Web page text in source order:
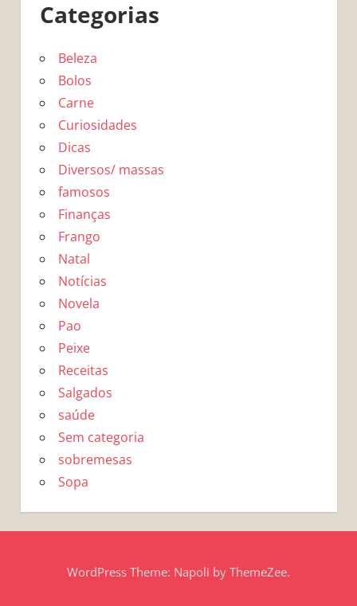
Categorias
Beleza
Bolos
Carne
Curiosidades
Dicas
Diversos/ massas
famosos
Finanças
Frango
Natal
Notícias
Novela
Pao
Peixe
Receitas
Salgados
saúde
Sem categoria
sobremesas
Sopa
WordPress Theme: Napoli by ThemeZee.